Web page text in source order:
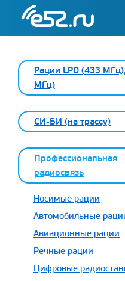
Рации LPD (433
МГц)
СИ-БИ (на трассу)
Профессиональная
радиосвязь
Носимые рации
Автомобильные
Авиационные рации
Речные рации
Цифровые